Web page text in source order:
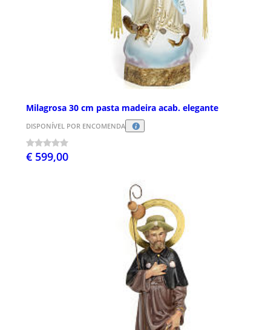
Milagrosa 30 cm pasta madeira acab. elegante
DISPONÍVEL POR ENCOMENDA
€ 599,00